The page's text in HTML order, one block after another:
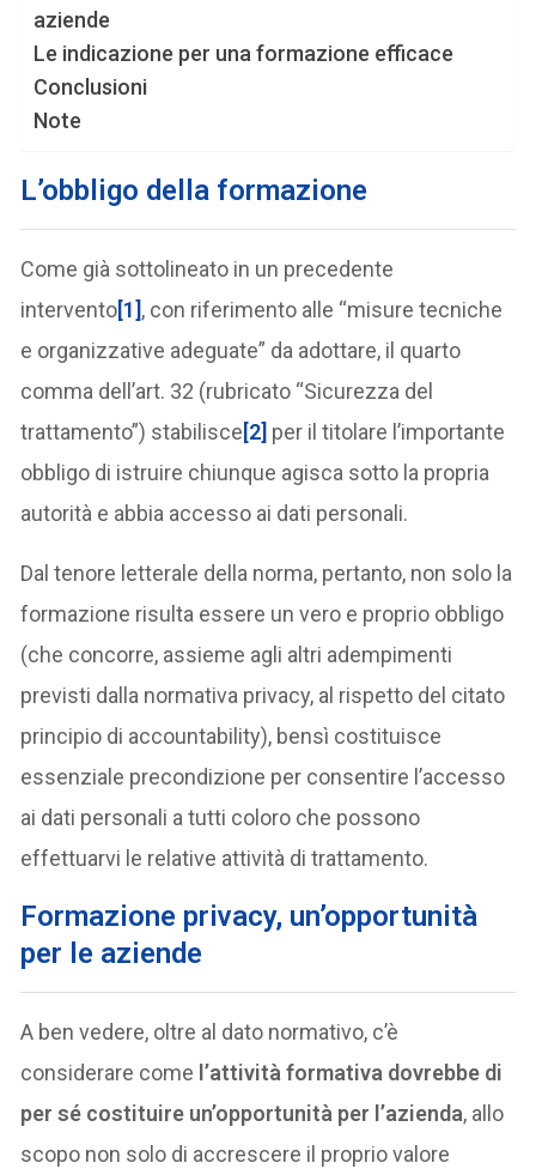
aziende
Le indicazione per una formazione efficace
Conclusioni
Note
L’obbligo della formazione
Come già sottolineato in un precedente
intervento[1], con riferimento alle “misure tecniche
e organizzative adeguate” da adottare, il quarto
comma dell’art. 32 (rubricato “Sicurezza del
trattamento”) stabilisce[2] per il titolare l’importante
obbligo di istruire chiunque agisca sotto la propria
autorità e abbia accesso ai dati personali.
Dal tenore letterale della norma, pertanto, non solo la
formazione risulta essere un vero e proprio obbligo
(che concorre, assieme agli altri adempimenti
previsti dalla normativa privacy, al rispetto del citato
principio di accountability), bensì costituisce
essenziale precondizione per consentire l’accesso
ai dati personali a tutti coloro che possono
effettuarvi le relative attività di trattamento.
Formazione privacy, un’opportunità
per le aziende
A ben vedere, oltre al dato normativo, c’è
considerare come l’attività formativa dovrebbe di
per sé costituire un’opportunità per l’azienda, allo
scopo non solo di accrescere il proprio valore